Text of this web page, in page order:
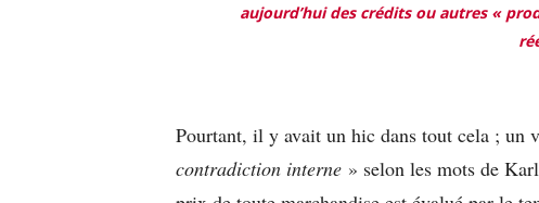
aujourd’hui des crédits ou autres «
Pourtant, il y avait un hic dans tout cela ; un
contradiction interne » selon les mots de